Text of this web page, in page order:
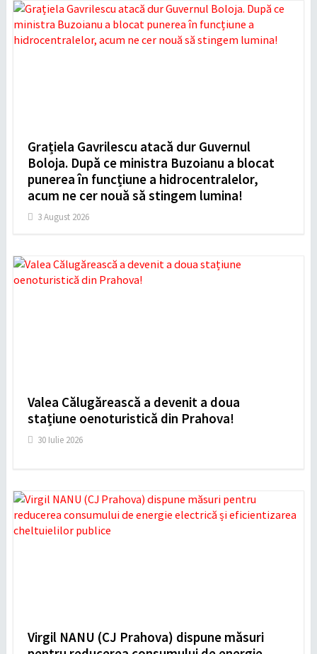
Grațiela Gavrilescu atacă dur Guvernul
Boloja. După ce ministra Buzoianu a blocat
punerea în funcțiune a hidrocentralelor,
acum ne cer nouă să stingem lumina!
3 August 2026
Valea Călugărească a devenit a doua
stațiune oenoturistică din Prahova!
30 Iulie 2026
Virgil NANU (CJ Prahova) dispune măsuri